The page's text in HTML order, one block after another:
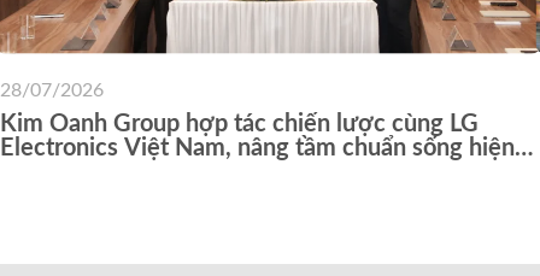
Kim Oanh Group hợp tác chiến lược cùng LG
Electronics Việt Nam, nâng tầm chuẩn sống hiện
28/07/2026